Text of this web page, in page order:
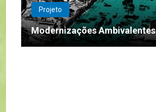
Projeto
Modernizações Ambivalentes